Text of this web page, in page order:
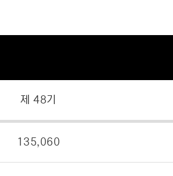
제 48기
135,060